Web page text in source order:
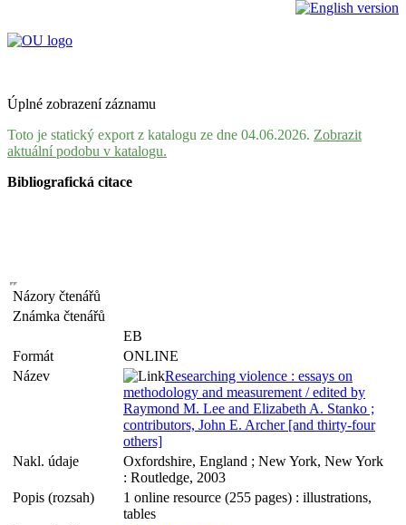
Úplné zobrazení záznamu
Toto je statický export z katalogu ze dne 04.06.2026. Zobrazit
aktuální podobu v katalogu.
Bibliografická citace
Názory čtenářů
Známka čtenářů
EB
Formát
ONLINE
Název
Researching violence : essays on
methodology and measurement / edited by
Raymond M. Lee and Elizabeth A. Stanko ;
contributors, John E. Archer [and thirty-four
others]
Nakl. údaje
Oxfordshire, England ; New York, New York
: Routledge, 2003
Popis (rozsah)
1 online resource (255 pages) : illustrations,
tables